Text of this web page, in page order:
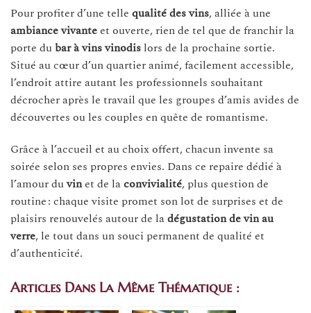
Pour profiter d’une telle qualité des vins, alliée à une
ambiance vivanteet ouverte, rien de tel que de franchir la
porte dubar à vins vinodis lors de la prochaine sortie.
Situé au cœur d’un quartier animé, facilement accessible,
l’endroit attire autant les professionnels souhaitant
décrocher après le travail que les groupes d’amis avides de
découvertes ou les couples en quête de romantisme.
Grâce à l’accueil et au choix offert, chacun invente sa
soirée selon ses propres envies. Dans ce repaire dédié à
l’amour duvinet de laconvivialité, plus question de
routine : chaque visite promet son lot de surprises et de
plaisirs renouvelés autour de ladégustation de vin au
verre, le tout dans un souci permanent de qualité et
d’authenticité.
Articles Dans La Même Thématique :